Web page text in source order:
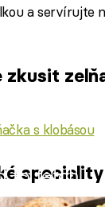
a servírujte
s klobásou
to fetch